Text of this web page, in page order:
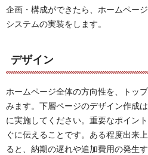
企画・構成ができたら、ホームペー
システムの実装をします。
デザイン
ホームページ全体の方向性を、トッ
みます。下層ページのデザイン作成
に実施してください。重要なポイン
ぐに伝えることです。ある程度出来
ると、納期の遅れや追加費用の発生